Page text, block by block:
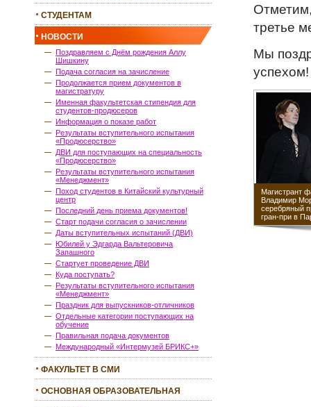
СТУДЕНТАМ
НОВОСТИ
Поздравляем с Днём рождения Аллу
Шишкину
Подача согласия на зачисление
Продолжается прием документов в
магистратуру
Именная факультетская стипендия для
студентов-продюсеров
Информация о показе работ
Результаты вступительного испытания
«Продюсерство»
ДВИ для поступающих на специальность
«Продюсерство»
Результаты вступительного испытания
«Менеджмент»
Поход студентов в Китайский культурный
центр
Последний день приема документов!
Старт подачи согласия о зачислении
Даты вступительных испытаний (ДВИ)
Юбилей у Эдгарда Вальтеровича
Запашного
Стартует проведение ДВИ
Куда поступать?
Результаты вступительного испытания
«Менеджмент»
Праздник для выпускников-отличников
Отдельные категории поступающих на
обучение
Правильная подача документов
Международный «Интермузей БРИКС+»
ФАКУЛЬТЕТ В СМИ
ОСНОВНАЯ ОБРАЗОВАТЕЛЬНАЯ
третье
Мы
успехом!
Магистрант
Владимир
серебряный
гран-при в